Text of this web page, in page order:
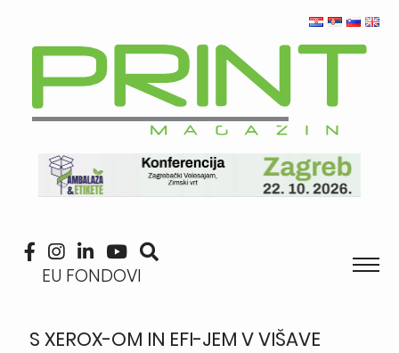
EU FONDOVI
S XEROX-OM IN EFI-JEM V VIŠAVE